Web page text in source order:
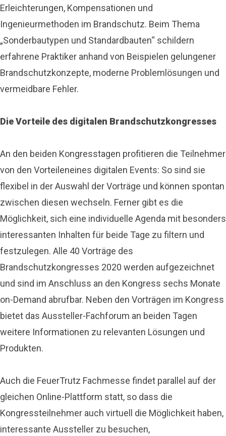
Erleichterungen, Kompensationen und
Ingenieurmethoden im Brandschutz. Beim Thema
„Sonderbautypen und Standardbauten“ schildern
erfahrene Praktiker anhand von Beispielen gelungener
Brandschutzkonzepte, moderne Problemlösungen und
vermeidbare Fehler.
Die Vorteile des digitalen Brandschutzkongresses
An den beiden Kongresstagen profitieren die Teilnehmer
von den Vorteileneines digitalen Events: So sind sie
flexibel in der Auswahl der Vorträge und können spontan
zwischen diesen wechseln. Ferner gibt es die
Möglichkeit, sich eine individuelle Agenda mit besonders
interessanten Inhalten für beide Tage zu filtern und
festzulegen. Alle 40 Vorträge des
Brandschutzkongresses 2020 werden aufgezeichnet
und sind im Anschluss an den Kongress sechs Monate
on-Demand abrufbar. Neben den Vorträgen im Kongress
bietet das Aussteller-Fachforum an beiden Tagen
weitere Informationen zu relevanten Lösungen und
Produkten.
Auch die FeuerTrutz Fachmesse findet parallel auf der
gleichen Online-Plattform statt, so dass die
Kongressteilnehmer auch virtuell die Möglichkeit haben,
interessante Aussteller zu besuchen,